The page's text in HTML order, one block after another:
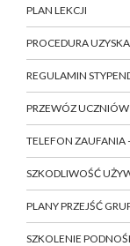
PLAN LEKCJI
PROCEDURA
REGULAMIN
PRZEWÓZ
TELEFON ZAUFANIA
SZKODLIWOŚĆ
PLANY PRZEJŚĆ
SZKOLENIE